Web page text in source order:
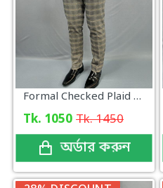
Formal Checked Plaid Pattern
Tk. 1050 Tk. 1450
অর্ডার করুন